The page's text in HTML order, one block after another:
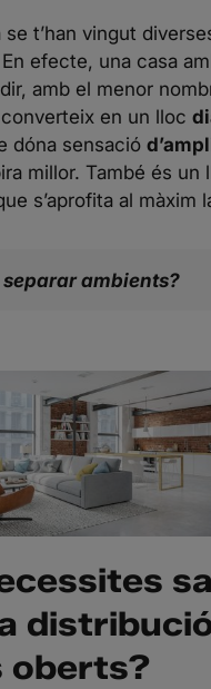
t’han vingut
efecte, una casa
amb el menor
en un lloc
dóna sensació
millor. També és un
s’aprofita al màxim
separar ambients?
oberts?